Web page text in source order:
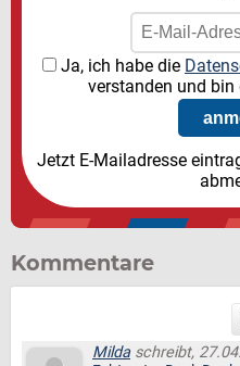
Ja, ich habe die
verstanden und
Jetzt E-Mailadresse
Kommentare
Milda schreibt,